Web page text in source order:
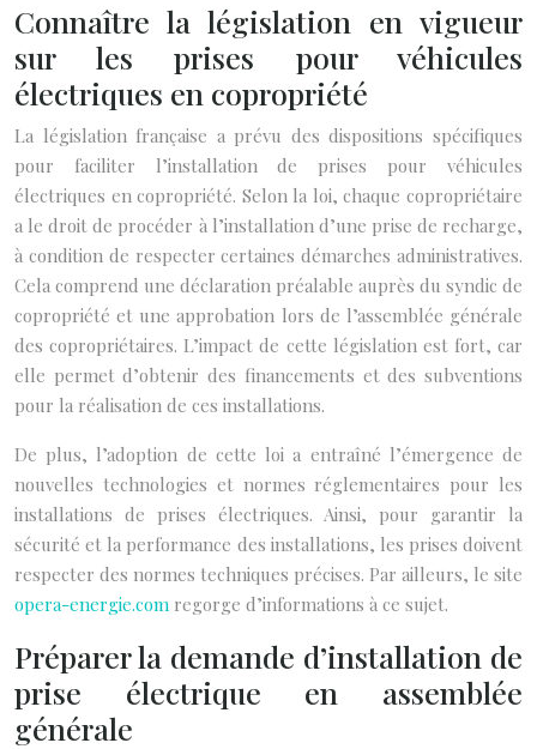
Connaître la législation en vigueur
sur les prises pour véhicules
électriques en copropriété
La législation française a prévu des dispositions spécifiques
pour faciliter l’installation de prises pour véhicules
électriques en copropriété. Selon la loi, chaque copropriétaire
a le droit de procéder à l’installation d’une prise de recharge,
à condition de respecter certaines démarches administratives.
Cela comprend une déclaration préalable auprès du syndic de
copropriété et une approbation lors de l’assemblée générale
des copropriétaires. L’impact de cette législation est fort, car
elle permet d’obtenir des financements et des subventions
pour la réalisation de ces installations.
De plus, l’adoption de cette loi a entraîné l’émergence de
nouvelles technologies et normes réglementaires pour les
installations de prises électriques. Ainsi, pour garantir la
sécurité et la performance des installations, les prises doivent
respecter des normes techniques précises. Par ailleurs, le site
opera-energie.com regorge d’informations à ce sujet.
Préparer la demande d’installation de
prise électrique en assemblée
générale